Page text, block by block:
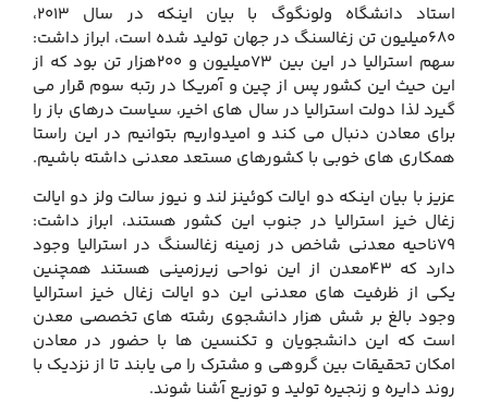
استاد دانشگاه ولونگوگ با بیان اینکه در سال ۲۰۱۳،
۶۸۰میلیون تن زغالسنگ در جهان تولید شده است، ابراز داشت:
سهم استرالیا در این بین ۷۳میلیون و ۲۰۰هزار تن بود که از
این حیث این کشور پس از چین و آمریکا در رتبه سوم قرار می
گیرد لذا دولت استرالیا در سال های اخیر، سیاست درهای باز را
برای معادن دنبال می کند و امیدواریم بتوانیم در این راستا
همکاری های خوبی با کشورهای مستعد معدنی داشته باشیم.
عزیز با بیان اینکه دو ایالت کوئینز لند و نیوز سالت ولز دو ایالت
زغال خیز استرالیا در جنوب این کشور هستند، ابراز داشت:
۷۹ناحیه معدنی شاخص در زمینه زغالسنگ در استرالیا وجود
دارد که ۴۳معدن از این نواحی زیرزمینی هستند همچنین
یکی از ظرفیت های معدنی این دو ایالت زغال خیز استرالیا
وجود بالغ بر شش هزار دانشجوی رشته های تخصصی معدن
است که این دانشجویان و تکنسین ها با حضور در معادن
امکان تحقیقات بین گروهی و مشترک را می یابند تا از نزدیک با
روند دایره و زنجیره تولید و توزیع آشنا شوند.